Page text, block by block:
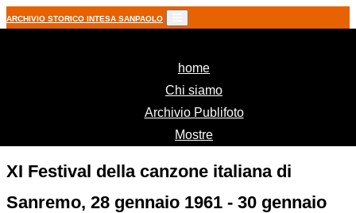
ARCHIVIO STORICO INTESA SANPAOLO
home(current)
Chi siamo
Archivio Publifoto
Mostre
XI Festival della canzone italiana di
Sanremo, 28 gennaio 1961 - 30 gennaio